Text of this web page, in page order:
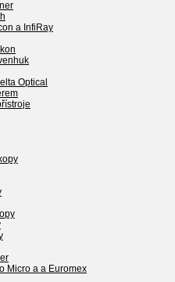
a InfiRay
Optical
Micro a a Euromex